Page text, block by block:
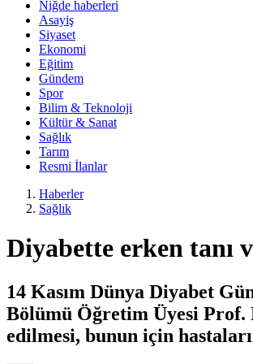
Niğde haberleri
Asayiş
Siyaset
Ekonomi
Eğitim
Gündem
Spor
Bilim & Teknoloji
Kültür & Sanat
Sağlık
Tarım
Resmi İlanlar
Haberler
Sağlık
Diyabette erken tanı
14 Kasım Dünya Diyabet
Bölümü Öğretim Üyesi Prof.
edilmesi, bunun için